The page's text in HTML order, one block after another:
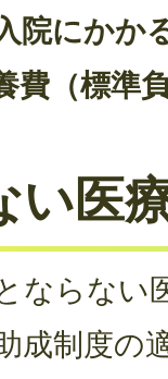
院にかか
費（標準
い医
ならない
成制度の